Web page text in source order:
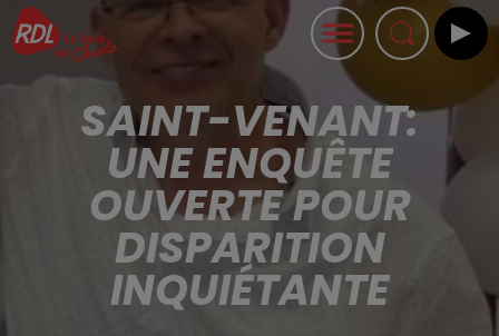
SAINT-VENANT:
UNE ENQUÊTE
OUVERTE POUR
DISPARITION
INQUIÉTANTE